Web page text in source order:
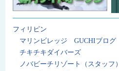
フィリピン
マリンビレッジ GUCHIブログ
チキチキダイバーズ
ノバビーチリゾート（スタッフ）